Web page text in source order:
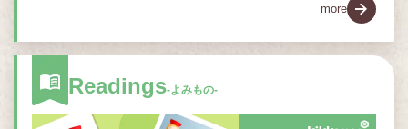
more
Readings-よみもの-